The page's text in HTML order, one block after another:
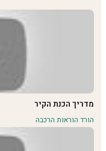
מדריך הכנת הקיר
הורד הוראות הרכבה